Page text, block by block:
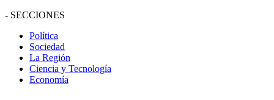
- SECCIONES
Política
Sociedad
La Región
Ciencia y Tecnología
Economía